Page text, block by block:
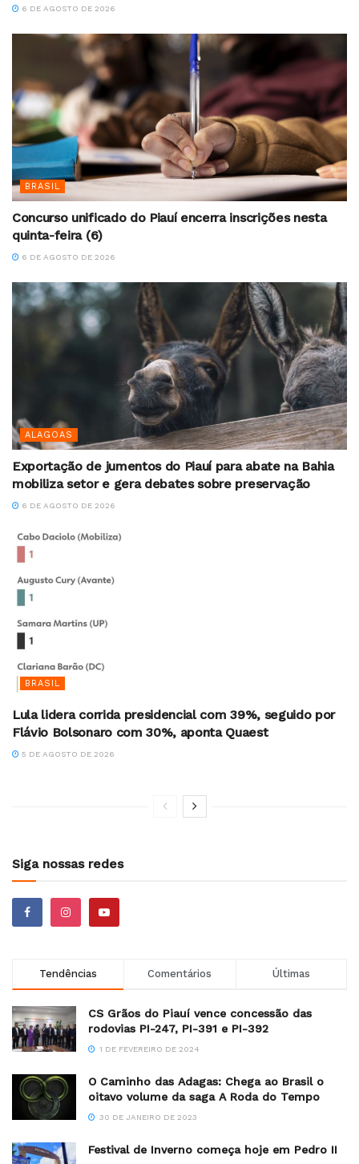
6 DE AGOSTO DE 2026
BRASIL
Concurso unificado do Piauí encerra inscrições nesta
quinta-feira (6)
6 DE AGOSTO DE 2026
ALAGOAS
Exportação de jumentos do Piauí para abate na Bahia
mobiliza setor e gera debates sobre preservação
6 DE AGOSTO DE 2026
BRASIL
Lula lidera corrida presidencial com 39%, seguido por
Flávio Bolsonaro com 30%, aponta Quaest
5 DE AGOSTO DE 2026
Siga nossas redes
Tendências Comentários Últimas
CS Grãos do Piauí vence concessão das
rodovias PI-247, PI-391 e PI-392
1 DE FEVEREIRO DE 2024
O Caminho das Adagas: Chega ao Brasil o
oitavo volume da saga A Roda do Tempo
30 DE JANEIRO DE 2023
Festival de Inverno começa hoje em Pedro II